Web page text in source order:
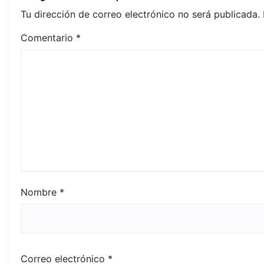
Tu dirección de correo electrónico no será publicada.
Comentario *
Nombre *
Correo electrónico *